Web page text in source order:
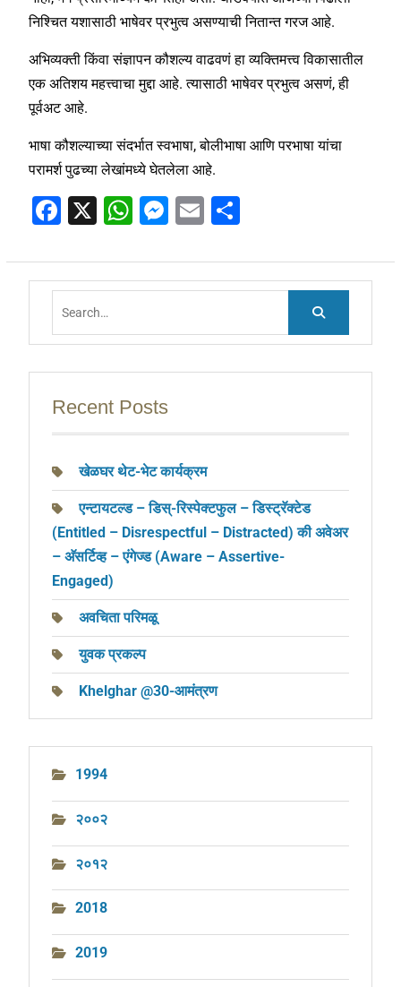
निश्चित यशासाठी भाषेवर प्रभुत्व असण्याची नितान्त गरज आहे.
अभिव्यक्ती किंवा संज्ञापन कौशल्य वाढवणं हा व्यक्तिमत्त्व विकासातील
एक अतिशय महत्त्वाचा मुद्दा आहे. त्यासाठी भाषेवर प्रभुत्व असणं, ही
पूर्वअट आहे.
भाषा कौशल्याच्या संदर्भात स्वभाषा, बोलीभाषा आणि परभाषा यांचा
परामर्श पुढच्या लेखांमध्ये घेतलेला आहे.
F
c
e
b
o
o
k
X W
at
s
A
p
p
M
ss
e
n
g
er
E
ai
l
S
ar
e
Recent Posts
खेळघर थेट-भेट कार्यक्रम
एन्टायटल्ड – डिस्-रिस्पेक्टफुल – डिस्ट्रॅक्टेड
(Entitled – Disrespectful – Distracted) की अवेअर
– अ‍ॅसर्टिव्ह – एंगेज्ड (Aware – Assertive-
Engaged)
अवचिता परिमळू
युवक प्रकल्प
Khelghar @30-आमंत्रण
1994
२००२
२०१२
2018
2019